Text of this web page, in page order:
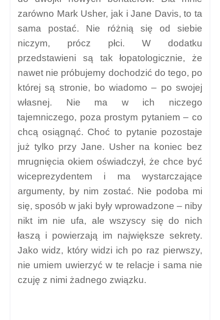
Mam także bardzo mieszane uczucia, co
do dwójki nowych bohaterów. Dla mnie
zarówno Mark Usher, jak i Jane Davis, to ta
sama postać. Nie różnią się od siebie
niczym, prócz płci. W dodatku
przedstawieni są tak łopatologicznie, że
nawet nie próbujemy dochodzić do tego, po
której są stronie, bo wiadomo – po swojej
własnej. Nie ma w ich niczego
tajemniczego, poza prostym pytaniem – co
chcą osiągnąć. Choć to pytanie pozostaje
już tylko przy Jane. Usher na koniec bez
mrugnięcia okiem oświadczył, że chce być
wiceprezydentem i ma wystarczające
argumenty, by nim zostać. Nie podoba mi
się, sposób w jaki były wprowadzone – niby